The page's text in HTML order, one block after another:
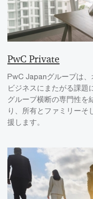
PwC Private
PwC Japanグループは
ビジネスにまたがる課題
グループ横断の専門性を
り、所有とファミリーそ
援します。